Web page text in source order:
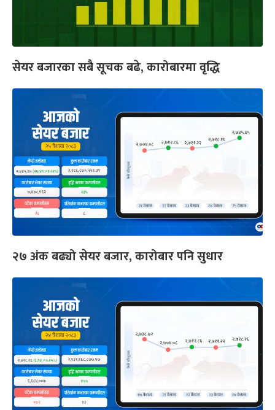
सेयर बजारका सबै सूचक बढे, कारोबारमा वृद्धि
२७ अंक बढ्यो सेयर बजार, कारोबार पनि सुधार